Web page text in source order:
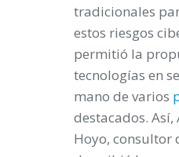
tradicionales
estos riesgos
permitió la
tecnologías en
mano de varios
destacados. Así,
Hoyo, consultor